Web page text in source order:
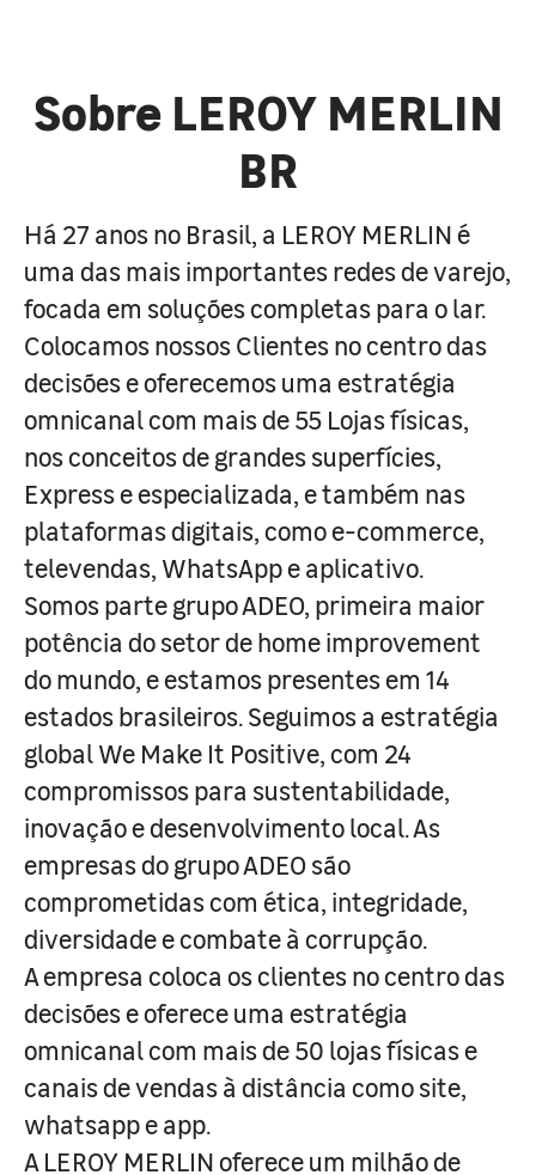
Sobre LEROY MERLIN
BR
Há 27 anos no Brasil, a LEROY MERLIN é
uma das mais importantes redes de varejo,
focada em soluções completas para o lar.
Colocamos nossos Clientes no centro das
decisões e oferecemos uma estratégia
omnicanal com mais de 55 Lojas físicas,
nos conceitos de grandes superfícies,
Express e especializada, e também nas
plataformas digitais, como e-commerce,
televendas, WhatsApp e aplicativo.
Somos parte grupo ADEO, primeira maior
potência do setor de home improvement
do mundo, e estamos presentes em 14
estados brasileiros. Seguimos a estratégia
global We Make It Positive, com 24
compromissos para sustentabilidade,
inovação e desenvolvimento local. As
empresas do grupo ADEO são
comprometidas com ética, integridade,
diversidade e combate à corrupção.
A empresa coloca os clientes no centro das
decisões e oferece uma estratégia
omnicanal com mais de 50 lojas físicas e
canais de vendas à distância como site,
whatsapp e app.
A LEROY MERLIN oferece um milhão de